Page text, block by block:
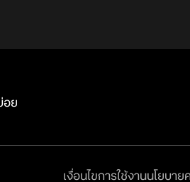
อย
เงื่อนไขการใช้งานนโยบาย